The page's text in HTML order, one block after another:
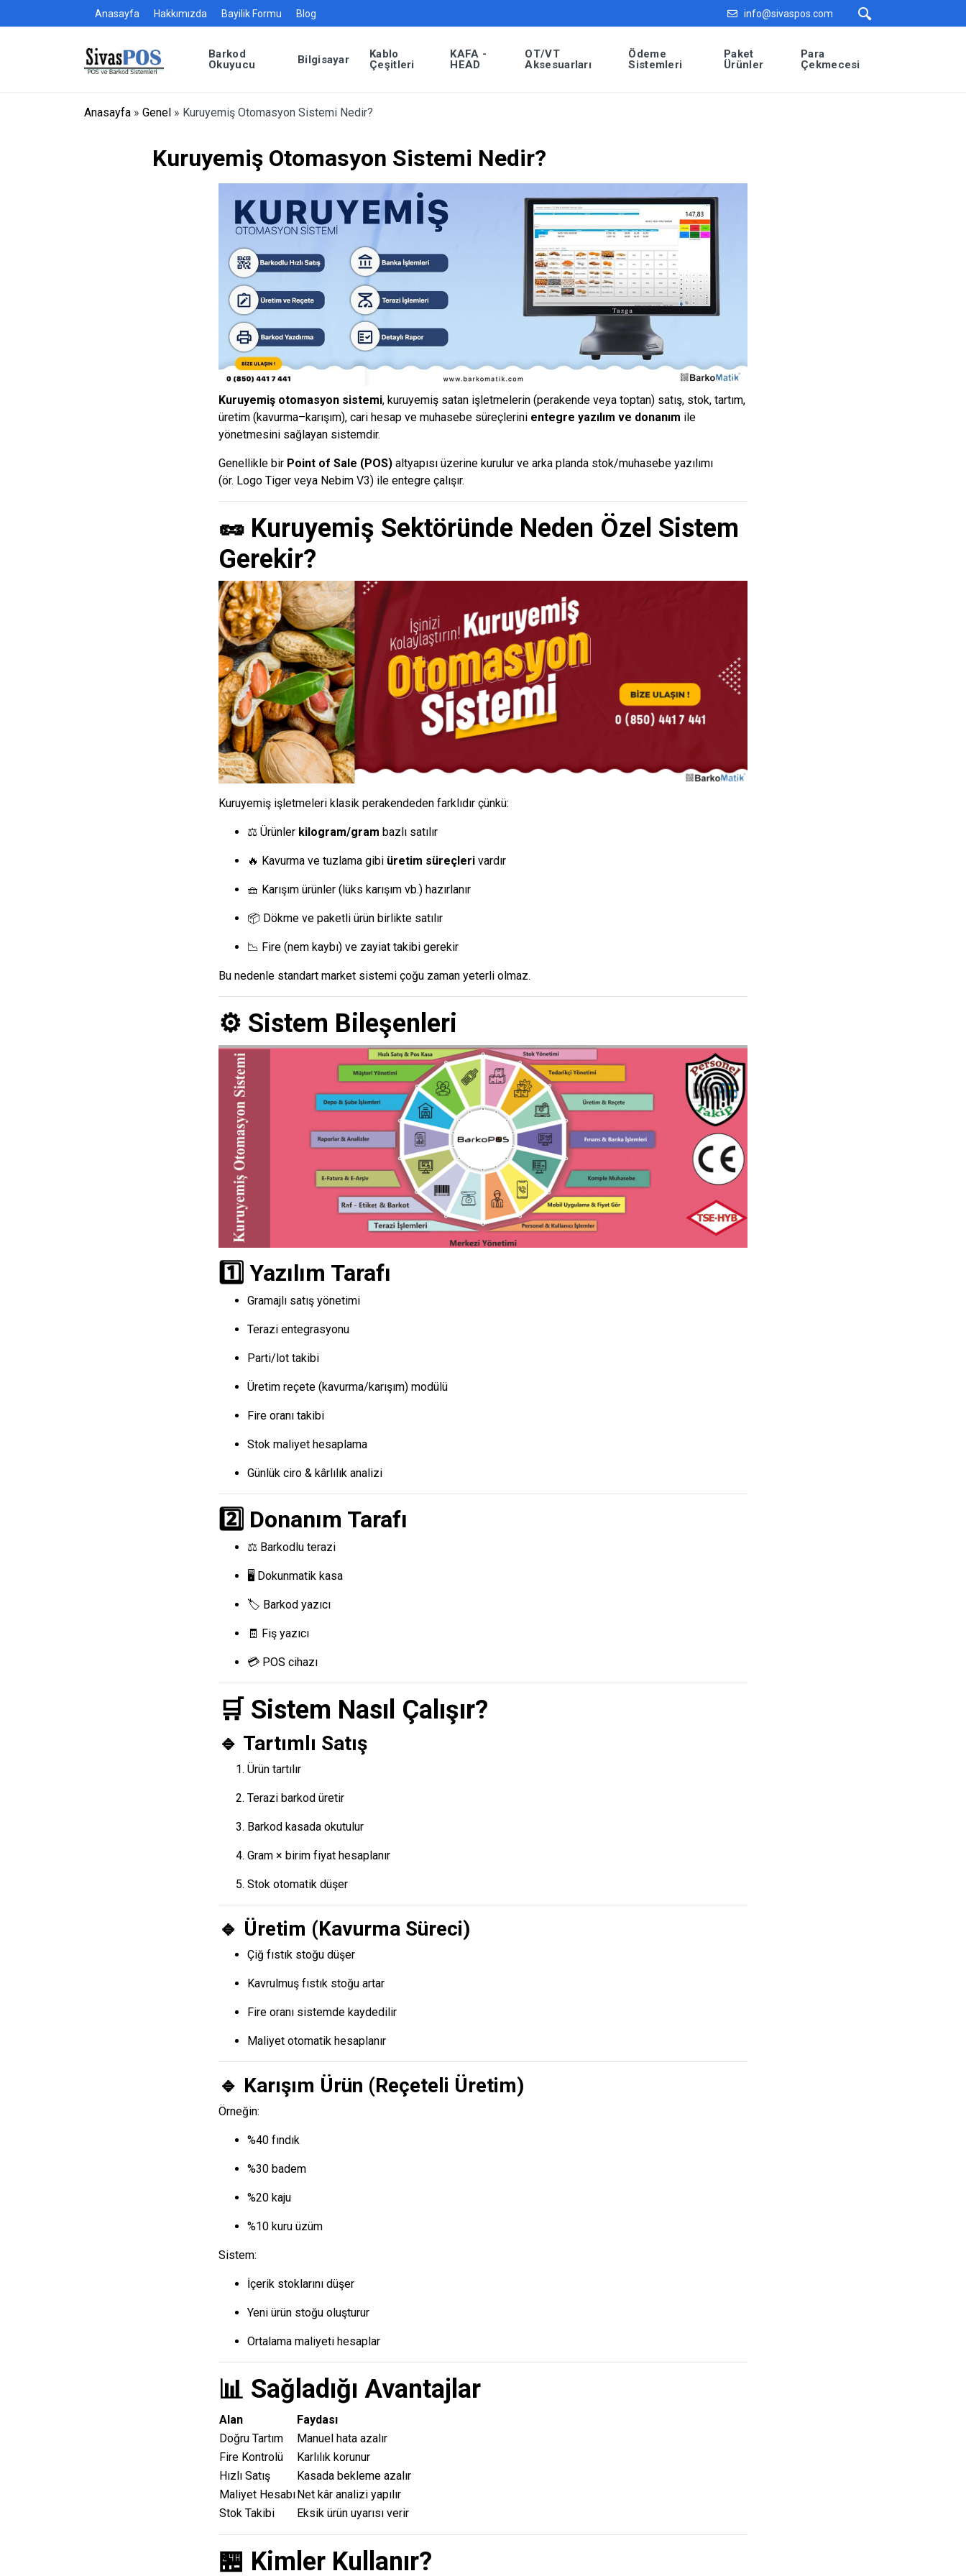
Anasayfa Hakkımızda Bayilik Formu Blog info@sivaspos.com
Barkod
Okuyucu
Bilgisayar
Kablo
Çeşitleri
KAFA -
HEAD
OT/VT
Aksesuarları
Ödeme
Sistemleri
Paket
Ürünler
Para
Çekmecesi
Anasayfa » Genel » Kuruyemiş Otomasyon Sistemi Nedir?
Kuruyemiş Otomasyon Sistemi Nedir?
Kuruyemiş otomasyon sistemi, kuruyemiş satan işletmelerin (perakende veya toptan) satış, stok, tartım,
üretim (kavurma–karışım), cari hesap ve muhasebe süreçlerini entegre yazılım ve donanım ile
yönetmesini sağlayan sistemdir.
Genellikle bir Point of Sale (POS)altyapısı üzerine kurulur ve arka planda stok/muhasebe yazılımı
(ör. Logo Tigerveya Nebim V3) ile entegre çalışır.
🥜 Kuruyemiş Sektöründe Neden Özel Sistem
Gerekir?
Kuruyemiş işletmeleri klasik perakendeden farklıdır çünkü:
⚖ Ürünler kilogram/gram bazlı satılır
🔥 Kavurma ve tuzlama gibi üretim süreçlerivardır
🧺 Karışım ürünler (lüks karışım vb.) hazırlanır
📦 Dökme ve paketli ürün birlikte satılır
📉 Fire (nem kaybı) ve zayiat takibi gerekir
Bu nedenle standart market sistemi çoğu zaman yeterli olmaz.
⚙️ Sistem Bileşenleri
1️⃣ Yazılım Tarafı
Gramajlı satış yönetimi
Terazi entegrasyonu
Parti/lot takibi
Üretim reçete (kavurma/karışım) modülü
Fire oranı takibi
Stok maliyet hesaplama
Günlük ciro & kârlılık analizi
2️⃣ Donanım Tarafı
⚖ Barkodlu terazi
🖥 Dokunmatik kasa
🏷 Barkod yazıcı
🧾 Fiş yazıcı
💳 POS cihazı
🛒 Sistem Nasıl Çalışır?
🔹 Tartımlı Satış
Ürün tartılır
Terazi barkod üretir
Barkod kasada okutulur
Gram × birim fiyat hesaplanır
Stok otomatik düşer
🔹 Üretim (Kavurma Süreci)
Çiğ fıstık stoğu düşer
Kavrulmuş fıstık stoğu artar
Fire oranı sistemde kaydedilir
Maliyet otomatik hesaplanır
🔹 Karışım Ürün (Reçeteli Üretim)
Örneğin:
%40 fındık
%30 badem
%20 kaju
%10 kuru üzüm
Sistem:
İçerik stoklarını düşer
Yeni ürün stoğu oluşturur
Ortalama maliyeti hesaplar
📊 Sağladığı Avantajlar
Alan
Faydası
Doğru Tartım
Manuel hata azalır
Fire Kontrolü
Karlılık korunur
Hızlı Satış
Kasada bekleme azalır
Maliyet HesabıNet kâr analizi yapılır
Stok Takibi
Eksik ürün uyarısı verir
🏪 Kimler Kullanır?